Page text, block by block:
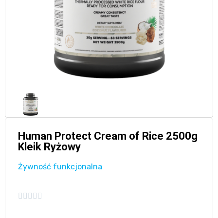
Human Protect Cream of Rice 2500g
Kleik Ryżowy
Żywność funkcjonalna
    